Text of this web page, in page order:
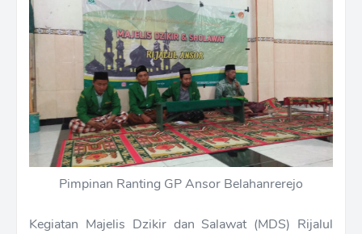
Pimpinan Ranting GP Ansor Belahanrerejo
Kegiatan Majelis Dzikir dan Salawat (MDS) Rijalul